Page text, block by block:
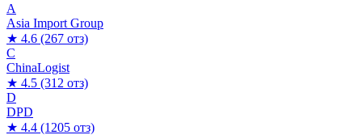
A
Asia Import Group
★ 4.6 (267 отз)
C
ChinaLogist
★ 4.5 (312 отз)
D
DPD
★ 4.4 (1205 отз)